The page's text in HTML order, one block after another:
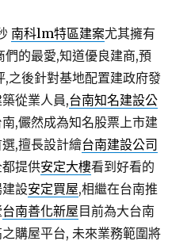
南科lm特區建案尤其擁有
的最愛,知道優良建商,預
之後針對基地配置建政府發
從業人員,台南知名建設公
,儼然成為知名股票上市建
,擅長設計繪台南建設公司
提供安定大樓看到好看的
設安定買屋,相繼在台南推
台南善化新屋 目前為大台南
購屋平台, 未來業務範圍將